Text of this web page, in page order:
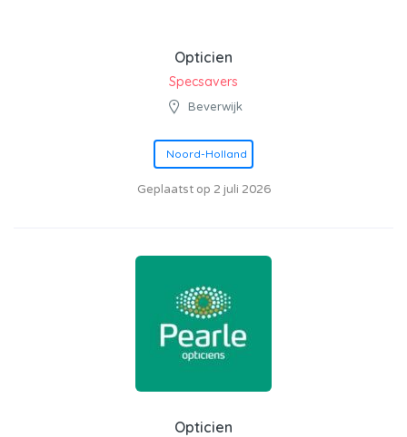
Opticien
Specsavers
Beverwijk
Noord-Holland
Geplaatst op 2 juli 2026
Opticien